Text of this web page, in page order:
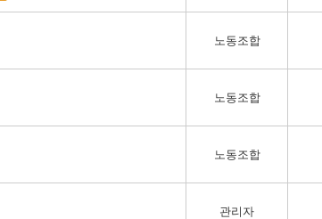
노동조합
노동조합
노동조합
관리자